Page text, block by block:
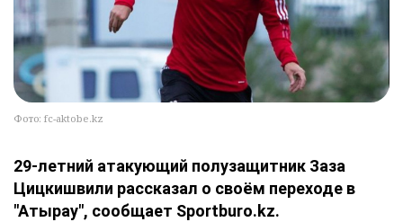
Фото: fc-aktobe.kz
29-летний атакующий полузащитник Заза
Цицкишвили рассказал о своём переходе в
"Атырау", сообщает Sportburo.kz.